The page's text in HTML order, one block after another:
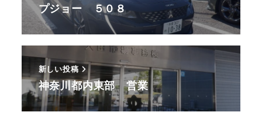
プジョー ５０８
新しい投稿
神奈川都内東部 営業